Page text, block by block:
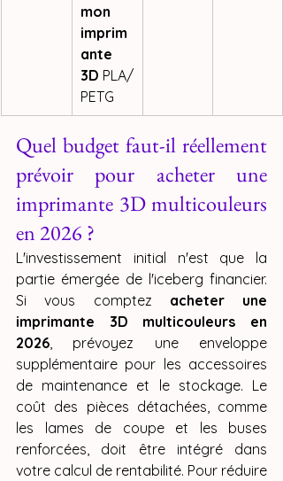
mon
imprim
ante
3D PLA/
PETG
Quel budget faut-il réellement
prévoir pour acheter une
imprimante 3D multicouleurs
en 2026 ?
L'investissement initial n'est que la
partie émergée de l'iceberg financier.
Si vous comptez acheter une
imprimante 3D multicouleurs en
2026 , prévoyez une enveloppe
supplémentaire pour les accessoires
de maintenance et le stockage. Le
coût des pièces détachées, comme
les lames de coupe et les buses
renforcées, doit être intégré dans
votre calcul de rentabilité. Pour réduire